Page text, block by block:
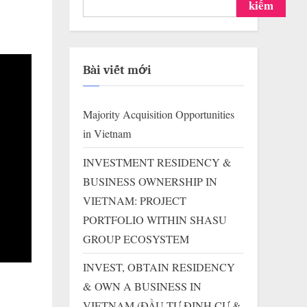
kiếm
Bài viết mới
Majority Acquisition Opportunities
in Vietnam
INVESTMENT RESIDENCY &
BUSINESS OWNERSHIP IN
VIETNAM: PROJECT
PORTFOLIO WITHIN SHASU
GROUP ECOSYSTEM
INVEST, OBTAIN RESIDENCY
& OWN A BUSINESS IN